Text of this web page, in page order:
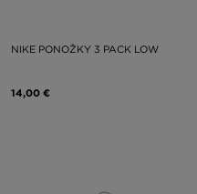
NIKE PONOŽKY 3 PACK LOW
14,00 €